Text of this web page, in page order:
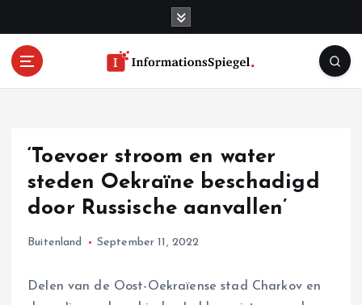
‘Toevoer stroom en water
steden Oekraïne beschadigd
door Russische aanvallen’
Buitenland September 11, 2022
Delen van de Oost-Oekraïense stad Charkov en